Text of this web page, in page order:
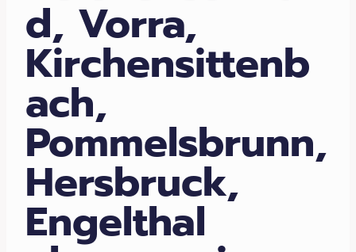
d, Vorra,
Kirchensittenb
ach,
Pommelsbrunn,
Hersbruck,
Engelthal